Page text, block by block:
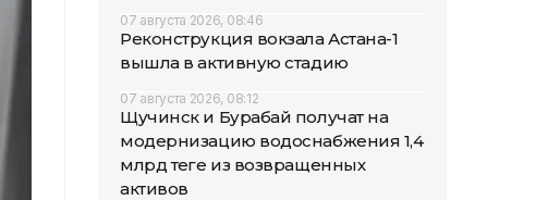
07 августа 2026, 08:46
Реконструкция вокзала Астана-1
вышла в активную стадию
07 августа 2026, 08:12
Щучинск и Бурабай получат на
модернизацию водоснабжения 1,4
млрд теңге из возвращенных
активов